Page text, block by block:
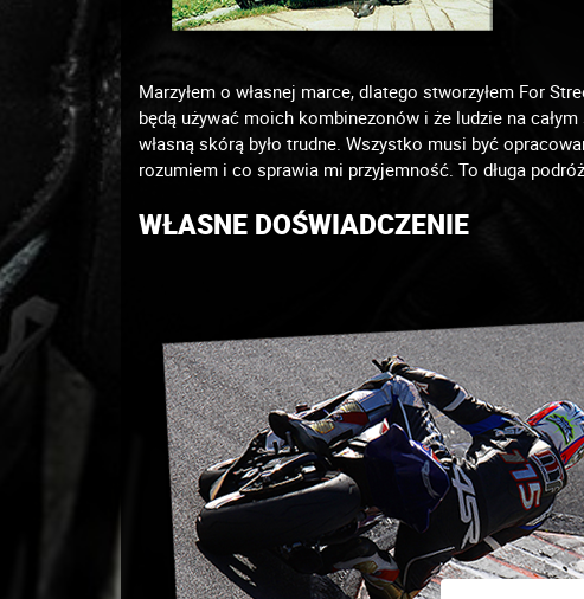
Marzyłem o własnej marce, dlatego stworzyłem For
będą używać moich kombinezonów i że ludzie na
własną skórą było trudne. Wszystko musi być
rozumiem i co sprawia mi przyjemność. To długa
WŁASNE DOŚWIADCZENIE